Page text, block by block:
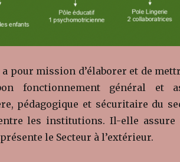
a pour mission d’élaborer et de
fonctionnement général et
pédagogique et sécuritaire du
les institutions. Il-elle assure
le Secteur à l’extérieur.